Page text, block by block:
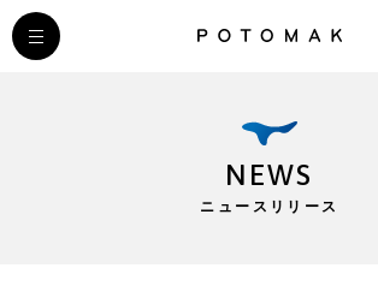
COMPANY
NEWS
ニュースリリース